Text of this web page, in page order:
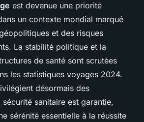
est devenue une priorité
un contexte mondial marqué
et des risques
La stabilité politique et la
de santé sont scrutées
les statistiques voyages 2024.
désormais des
sanitaire est garantie,
sérénité essentielle à la réussite